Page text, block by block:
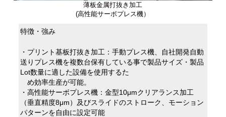
薄板金属打抜き加工
(高性能サーボプレス機）
特徴・強み
・プリント基板打抜き加工：手動プレス機、自社開発自動
送りプレス機を複数台保有している事で製品サイズ・製品
Lot数量に適した設備を使用するた
め効率生産が可能。
・高性能サーボプレス機：金型10μmクリアランス加工
（垂直精度8μm）及びスライドのストローク、モーション
パターンを自由に設定可能